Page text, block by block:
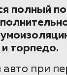
полный
торпедо.
авто при